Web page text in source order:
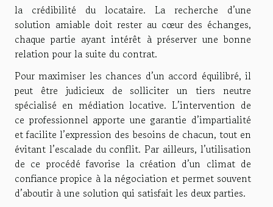
la crédibilité du locataire. La recherche d’une
solution amiable doit rester au cœur des échanges,
chaque partie ayant intérêt à préserver une bonne
relation pour la suite du contrat.
Pour maximiser les chances d’un accord équilibré, il
peut être judicieux de solliciter un tiers neutre
spécialisé en médiation locative. L’intervention de
ce professionnel apporte une garantie d’impartialité
et facilite l’expression des besoins de chacun, tout en
évitant l’escalade du conflit. Par ailleurs, l’utilisation
de ce procédé favorise la création d’un climat de
confiance propice à la négociation et permet souvent
d’aboutir à une solution qui satisfait les deux parties.